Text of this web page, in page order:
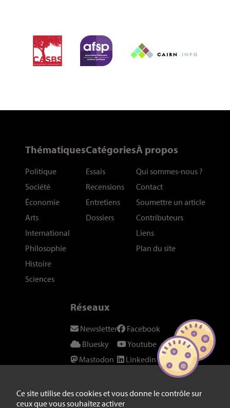
Ce site utilise des cookies et vous donne le contrôle sur
ceux que vous souhaitez activer
Thématiques
Politique
Société
Économie
Arts
International
Philosophie
Histoire
Sciences
Catégories
Essais
Recensions
Entretiens
Dossiers
À propos
Qui sommes-nous ?
Contact
Soumettre un article
Contributeurs
Liens
Plan du site
Réseaux
Newsletter
Bluesky
Mastodon
Instagram
Twitter/X
Facebook
Youtube
Linkedin
Fil RSS